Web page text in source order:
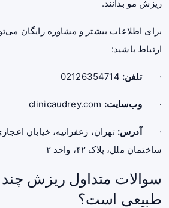
ریزش مو بدانند.
برای اطلاعات بیشتر و مشاوره رایگان
ارتباط باشید:
·تلفن:
·وب‌سایت:
· آدرس: تهران، زعفرانیه، خیابان
ساختمان ملل، پلاک ۴۲، واحد ۲
سوالات متداول ریزش چند
طبیعی است؟